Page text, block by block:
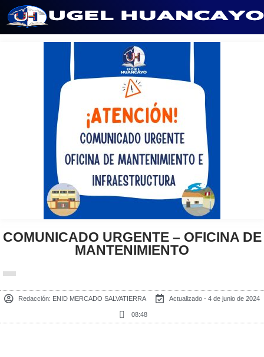
COMUNICADO URGENTE – OFICINA DE
MANTENIMIENTO
Redacción: ENID MERCADO SALVATIERRA Actualizado - 4 de junio de 2024
08:48